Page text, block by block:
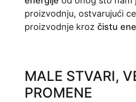
proizvodnju, ostvarujući
proizvodnje kroz čistu
MALE STVARI,
PROMENE